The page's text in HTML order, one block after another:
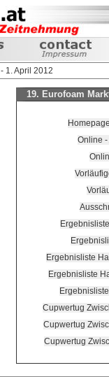
1. April 2012
19. Eurofoam
Online
Ergebnisliste
Ergebnisliste
Cupwertug
Cupwertug
Cupwertug